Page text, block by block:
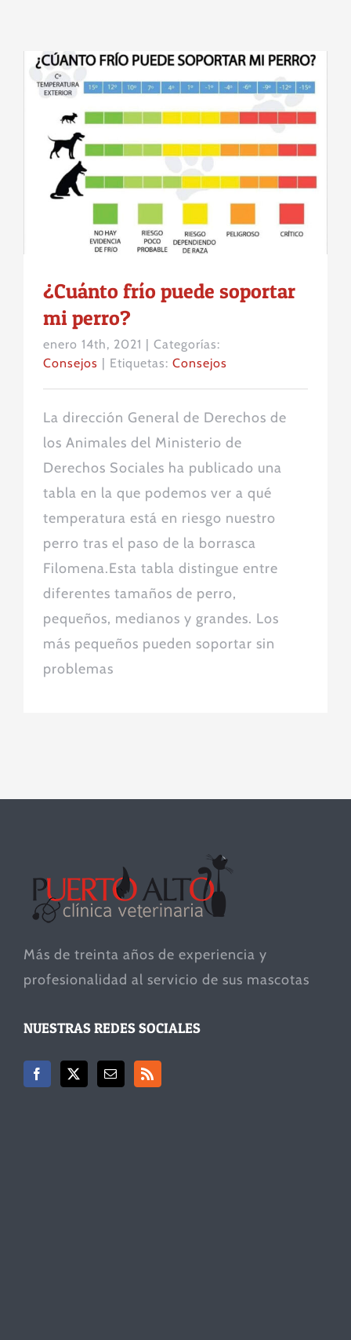
¿Cuánto frío puede soportar mi
perro?
¿Cuánto frío puede soportar
mi perro?
enero 14th, 2021 | Categorías:
Consejos | Etiquetas: Consejos
La dirección General de Derechos de
los Animales del Ministerio de
Derechos Sociales ha publicado una
tabla en la que podemos ver a qué
temperatura está en riesgo nuestro
perro tras el paso de la borrasca
Filomena.Esta tabla distingue entre
diferentes tamaños de perro,
pequeños, medianos y grandes. Los
más pequeños pueden soportar sin
problemas
Más de treinta años de experiencia y
profesionalidad al servicio de sus mascotas
NUESTRAS REDES SOCIALES